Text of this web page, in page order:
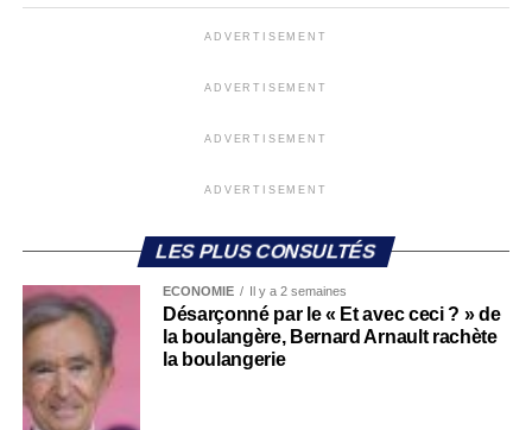
ADVERTISEMENT
ADVERTISEMENT
ADVERTISEMENT
ADVERTISEMENT
LES PLUS CONSULTÉS
ECONOMIE Il y a 2 semaines
Désarçonné par le « Et avec ceci ? » de
la boulangère, Bernard Arnault rachète
la boulangerie